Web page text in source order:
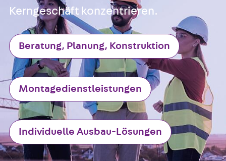
Kerngeschäft konzentrieren.
Beratung, Planung, Konstruktion
Montagedienstleistungen
Individuelle Ausbau-Lösungen